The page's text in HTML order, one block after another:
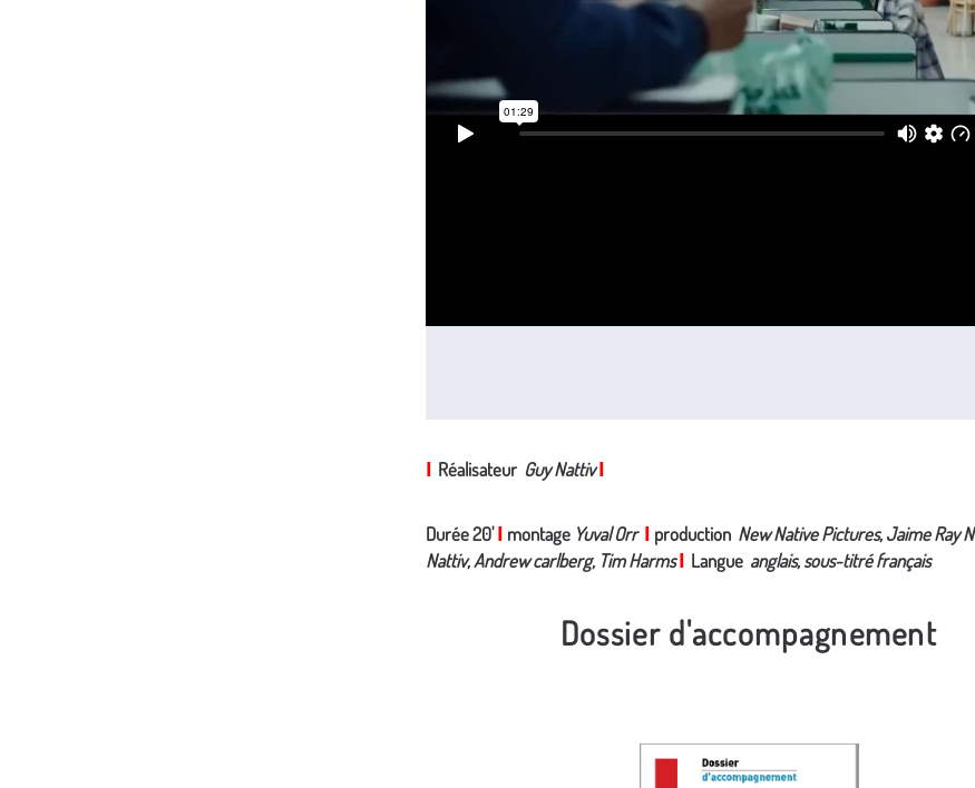
Réalisateur Guy Nattiv
Durée 20'I montage Yuval Orr I production New Native Pictures, Jaime Ray
Nattiv, Andrew carlberg, Tim HarmsI Langue anglais, sous-titré français
Dossier d'accompagnement